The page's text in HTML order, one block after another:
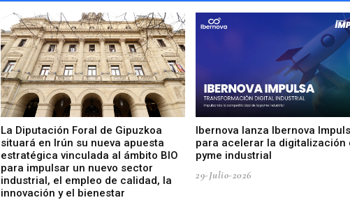
La Diputación Foral de Gipuzkoa
situará en Irún su nueva apuesta
estratégica vinculada al ámbito BIO
para impulsar un nuevo sector
industrial, el empleo de calidad, la
innovación y el bienestar
Ibernova lanza Ibernova
para acelerar la digitalización
pyme industrial
29-Julio-2026